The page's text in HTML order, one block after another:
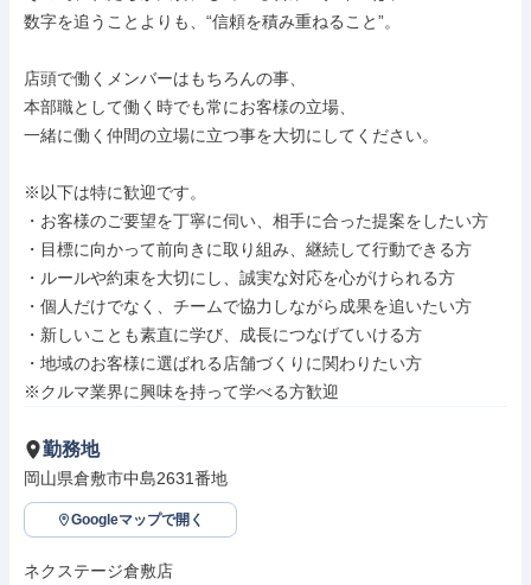
数字を追うことよりも、“信頼を積み重ねること”。
店頭で働くメンバーはもちろんの事、
本部職として働く時でも常にお客様の立場、
一緒に働く仲間の立場に立つ事を大切にしてください。
※以下は特に歓迎です。
・お客様のご要望を丁寧に伺い、相手に合った提案をしたい方
・目標に向かって前向きに取り組み、継続して行動できる方
・ルールや約束を大切にし、誠実な対応を心がけられる方
・個人だけでなく、チームで協力しながら成果を追いたい方
・新しいことも素直に学び、成長につなげていける方
・地域のお客様に選ばれる店舗づくりに関わりたい方
※クルマ業界に興味を持って学べる方歓迎
勤務地
岡山県倉敷市中島2631番地
Googleマップで開く
ネクステージ倉敷店